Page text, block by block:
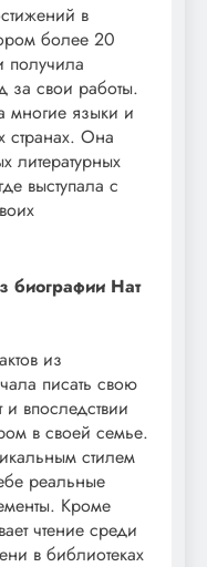
в
более 20
получила
за свои работы.
многие языки и
странах. Она
литературных
выступала с
биографии Нат
из
писать свою
и впоследствии
в своей семье.
стилем
реальные
Кроме
чтение среди
в библиотеках